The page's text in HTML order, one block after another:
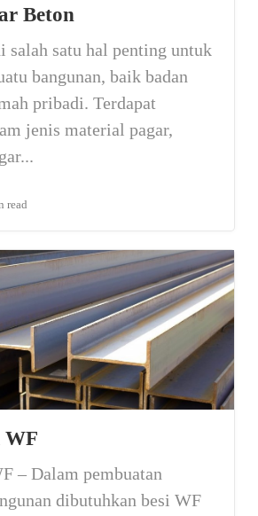
Beton
salah satu hal penting untuk
bangunan, baik badan
pribadi. Terdapat
jenis material pagar,
read
WF
– Dalam pembuatan
dibutuhkan besi WF